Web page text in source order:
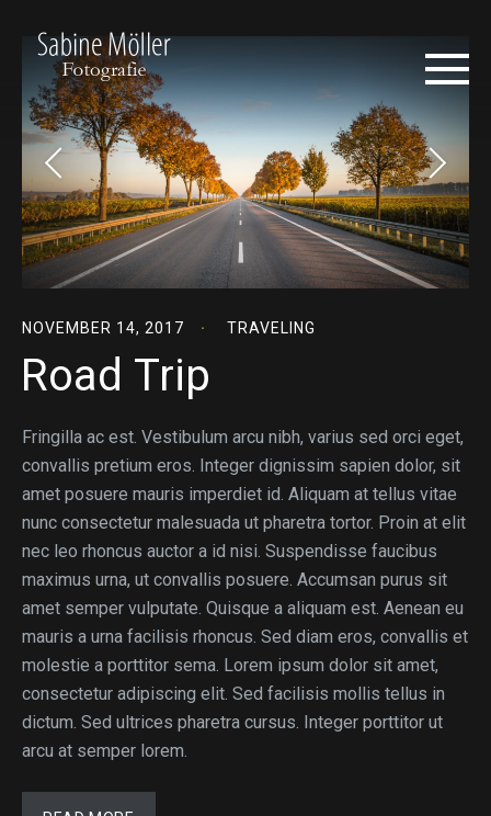
NOVEMBER 14, 2017 TRAVELING
Road Trip
Fringilla ac est. Vestibulum arcu nibh, varius sed orci eget,
convallis pretium eros. Integer dignissim sapien dolor, sit
amet posuere mauris imperdiet id. Aliquam at tellus vitae
nunc consectetur malesuada ut pharetra tortor. Proin at elit
nec leo rhoncus auctor a id nisi. Suspendisse faucibus
maximus urna, ut convallis posuere. Accumsan purus sit
amet semper vulputate. Quisque a aliquam est. Aenean eu
mauris a urna facilisis rhoncus. Sed diam eros, convallis et
molestie a porttitor sema. Lorem ipsum dolor sit amet,
consectetur adipiscing elit. Sed facilisis mollis tellus in
dictum. Sed ultrices pharetra cursus. Integer porttitor ut
arcu at semper lorem.